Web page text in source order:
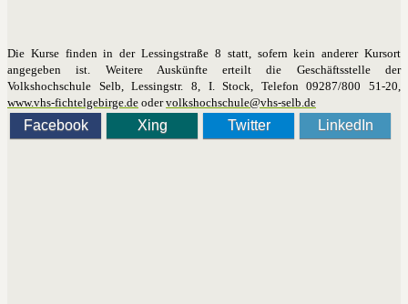
Die Kurse finden in der Lessingstraße 8 statt, sofern kein anderer Kursort
angegeben ist. Weitere Auskünfte erteilt die Geschäftsstelle der
Volkshochschule Selb, Lessingstr. 8, I. Stock, Telefon 09287/800 51-20,
www.vhs-fichtelgebirge.de odervolkshochschule​@​vhs-selb.de
Facebook Xing Twitter LinkedIn